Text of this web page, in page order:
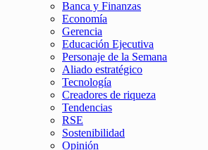
Banca y Finanzas
Economía
Gerencia
Educación Ejecutiva
Personaje de la Semana
Aliado estratégico
Tecnología
Creadores de riqueza
Tendencias
RSE
Sostenibilidad
Opinión